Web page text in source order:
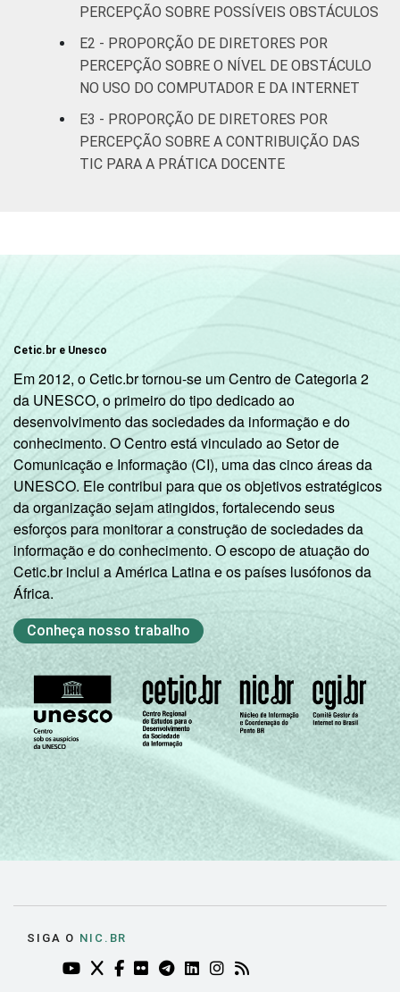
REGIÃO Norte 77
Centro-
82
Nordeste 71
Total —
Públicas
74
Particular 78
¹ Base: 939 diretores. Respostas
estimuladas. Dados coletados entre
setembro e dezembro de 2013.
Fonte: NIC.br - set 2013 / dez 2013
PERCEPÇÃO SOBRE POSSÍVEIS OBSTÁCULOS
E2 - PROPORÇÃO DE DIRETORES POR
PERCEPÇÃO SOBRE O NÍVEL DE OBSTÁCULO
NO USO DO COMPUTADOR E DA INTERNET
E3 - PROPORÇÃO DE DIRETORES POR
PERCEPÇÃO SOBRE A CONTRIBUIÇÃO DAS
TIC PARA A PRÁTICA DOCENTE
Cetic.br e Unesco
Em 2012, o Cetic.br tornou-se um Centro de Categoria 2
da UNESCO, o primeiro do tipo dedicado ao
desenvolvimento das sociedades da informação e do
conhecimento. O Centro está vinculado ao Setor de
Comunicação e Informação (CI), uma das cinco áreas da
UNESCO. Ele contribui para que os objetivos estratégicos
da organização sejam atingidos, fortalecendo seus
esforços para monitorar a construção de sociedades da
informação e do conhecimento. O escopo de atuação do
Cetic.br inclui a América Latina e os países lusófonos da
África.
Conheça nosso trabalho
SIGA O NIC.BR
YOUTUBE DO NIC.BR (ABRE EM NOVA ABA)
TWITTER DO NIC.BR (ABRE EM NOVA ABA)
FACEBOOK DO NIC.BR (ABRE EM NOVA
FLICKR DO NIC.BR (ABRE EM NOVA
TELEGRAM DO NIC.BR (ABRE EM
LINKEDIN DO NIC.BR (ABRE
INSTAGRAM DO NIC.BR
RSS DO NIC.BR (ABRE